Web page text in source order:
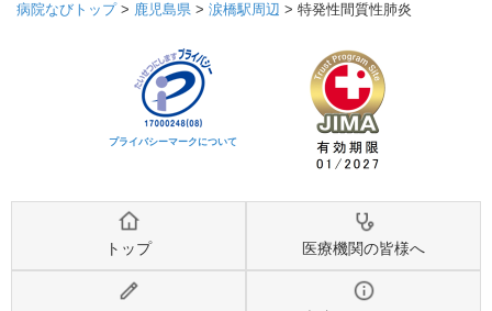
病院なびトップ> 鹿児島県 > 涙橋駅周辺 > 特発性間質性肺炎
プライバシーマークについて
トップ 医療機関の皆様へ